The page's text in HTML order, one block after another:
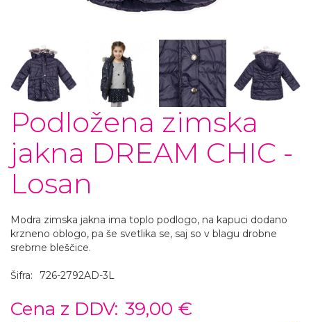
Podložena zimska
jakna DREAM CHIC -
Losan
Modra zimska jakna ima toplo podlogo, na kapuci dodano
krzneno oblogo, pa še svetlika se, saj so v blagu drobne
srebrne bleščice.
Šifra: 726-2792AD-3L
Cena z DDV: 39,00 €